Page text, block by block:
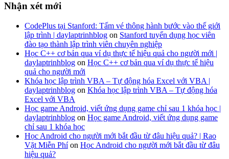
Nhận xét mới
CodePlus tại Stanford: Tấm vé thông hành bước vào thế giới
lập trình | daylaptrinhblog on Stanford tuyển dụng học viên
đào tạo thành lập trình viên chuyên nghiệp
Học C++ cơ bản qua ví dụ thực tế hiệu quả cho người mới |
daylaptrinhblog on Học C++ cơ bản qua ví dụ thực tế hiệu
quả cho người mới
Khóa học lập trình VBA – Tự động hóa Excel với VBA |
daylaptrinhblog on Khóa học lập trình VBA – Tự động hóa
Excel với VBA
Học game Android, viết ứng dụng game chỉ sau 1 khóa học |
daylaptrinhblog on Học game Android, viết ứng dụng game
chỉ sau 1 khóa học
Học Android cho người mới bắt đầu từ đâu hiệu quả? | Rao
Vặt Miễn Phíon Học Android cho người mới bắt đầu từ đâu
hiệu quả?